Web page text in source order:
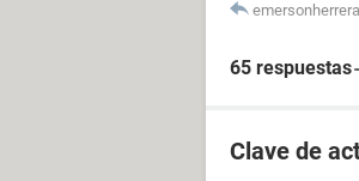
emersonherrera
65 respuestas
Clave de